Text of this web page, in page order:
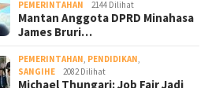
PEMERINTAHAN
2144 Dilihat
Mantan Anggota DPRD Minahasa
James Bruri…
PEMERINTAHAN, PENDIDIKAN,
SANGIHE
2082 Dilihat
Michael Thungari: Job Fair Jadi